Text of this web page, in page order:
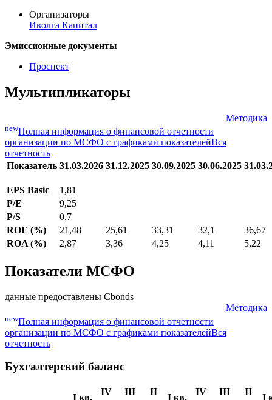
Организаторы
Иволга Капитал
Эмиссионные документы
Проспект
Мультипликаторы
Методика
newПолная информация о финансовой отчетности
организации по МСФО с графиками показателейВся
отчетность
Показатель 31.03.2026 31.12.2025 30.09.2025 30.06.2025
EPS Basic
1,81
P/E
9,25
P/S
0,7
ROE (%)
21,48 25,61 33,31 32,1
36,67
ROA (%)
2,87 3,36 4,25 4,11 5,22
Показатели МСФО
данные предоставлены Cbonds
Методика
newПолная информация о финансовой отчетности
организации по МСФО с графиками показателейВся
отчетность
Бухгалтерский баланс
I кв.
IV
III
II
I кв.
IV
III
II
I